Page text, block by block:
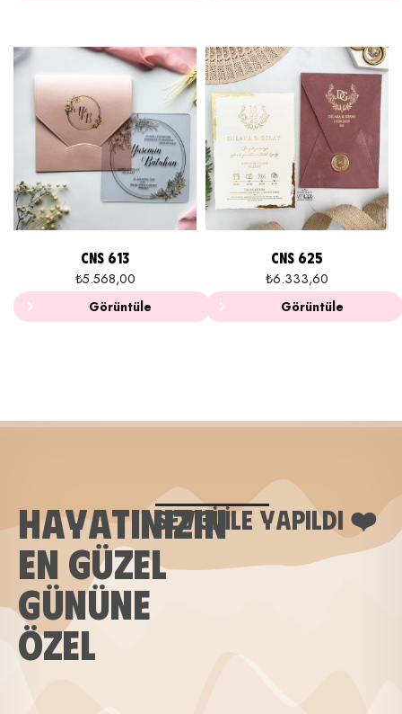
CNS 613
₺5.568,00
Görüntüle
CNS 625
₺6.333,60
Görüntüle
HAYATINIZIN
EN GÜZEL
GÜNÜNE
ÖZEL
SEVGI ILE YAPILDI ❤️